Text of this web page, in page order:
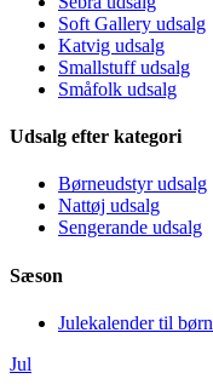
Soft Gallery udsalg
Katvig udsalg
Smallstuff udsalg
Småfolk udsalg
Udsalg efter kategori
Børneudstyr udsalg
Nattøj udsalg
Sengerande udsalg
Sæson
Julekalender til børn
Jul